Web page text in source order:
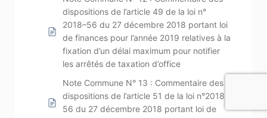
dispositions de l’article 49 de la loi n°
2018–56 du 27 décembre 2018 portant loi
de finances pour l’année 2019 relatives à la
fixation d’un délai maximum pour notifier
les arrêtés de taxation d’office
Note Commune N° 13 : Commentaire des
dispositions de l’article 51 de la loi n°2018-
56 du 27 décembre 2018 portant loi de